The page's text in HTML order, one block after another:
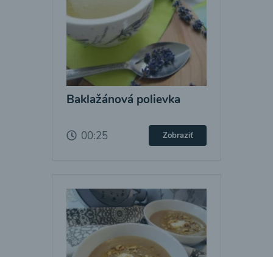
Baklažánová polievka
00:25 Zobraziť